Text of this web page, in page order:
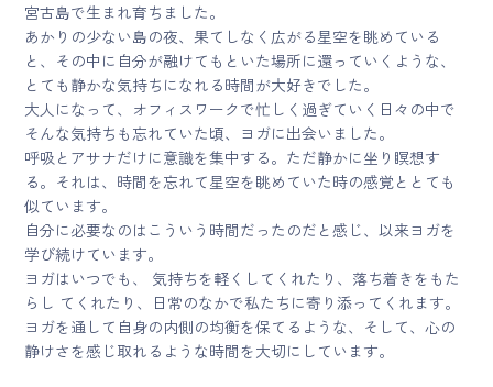
宮古島で生まれ育ちました。
あかりの少ない島の夜、果てしなく広がる星空を眺めている
と、その中に自分が融けてもといた場所に還っていくような、
とても静かな気持ちになれる時間が大好きでした。
大人になって、オフィスワークで忙しく過ぎていく日々の中で
そんな気持ちも忘れていた頃、ヨガに出会いました。
呼吸とアサナだけに意識を集中する。ただ静かに坐り瞑想す
る。それは、時間を忘れて星空を眺めていた時の感覚ととても
似ています。
自分に必要なのはこういう時間だったのだと感じ、以来ヨガを
学び続けています。
ヨガはいつでも、 気持ちを軽くしてくれたり、落ち着きをもた
らし てくれたり、日常のなかで私たちに寄り添ってくれます。
ヨガを通して自身の内側の均衡を保てるような、そして、心の
静けさを感じ取れるような時間を大切にしています。